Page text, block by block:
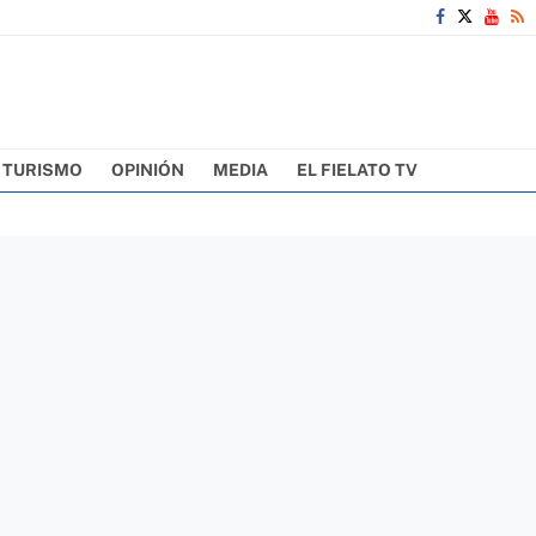
TURISMO OPINIÓN MEDIA EL FIELATO TV